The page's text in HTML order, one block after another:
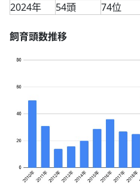
2024年
54頭 74位
飼育頭数推移